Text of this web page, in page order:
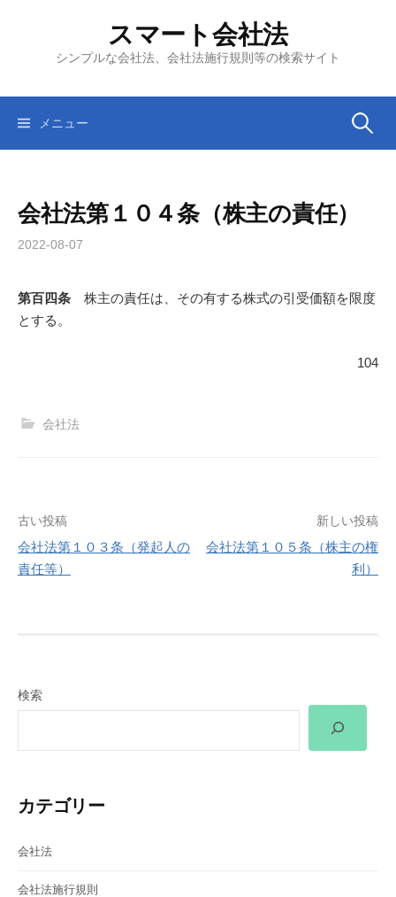
ツ
スマート会社法
シンプルな会社法、会社法施行規則等の検索サイト
メニュー 検
会社法第１０４条（株主の責任）
2022-08-07
第百四条 株主の責任は、その有する株式の引受価額を限度
とする。
104
会社法
投
稿
ー
シ
古い投稿
会社法第１０３条（発起人の
責任等）
新しい投稿
会社法第１０５条（株主の権
利）
検索
カテゴリー
会社法
会社法施行規則